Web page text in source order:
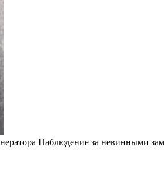
Наблюдение за невинными